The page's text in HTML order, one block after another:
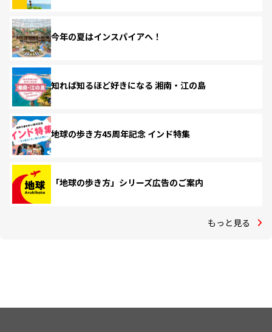
今年の夏はインスパイアへ！
知れば知るほど好きになる 湘南・江の島
地球の歩き方45周年記念 インド特集
「地球の歩き方」シリーズ広告のご案内
もっと見る